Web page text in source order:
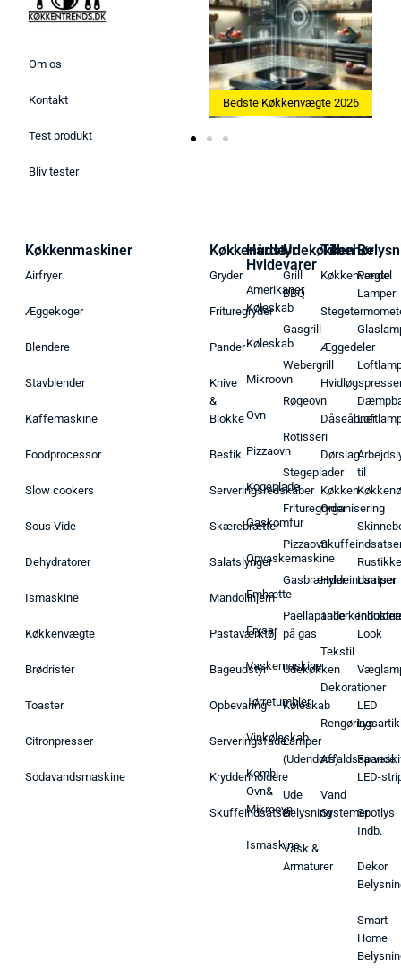
Om os
Kontakt
Test produkt
Bliv tester
Bedste Ismaskine 2026 Bedste Køkkenvægte 2026
Køkkenmaskiner
Airfryer
Æggekoger
Blendere
Stavblender
Kaffemaskine
Foodprocessor
Slow cookers
Sous Vide
Dehydratorer
Ismaskine
Køkkenvægte
Brødrister
Toaster
Citronpresser
Sodavandsmaskine
Køkkenudstyr
Gryder
Frituregryder
Pander
Knive
&
Blokke
Bestik
Serveringsredskaber
Skærebrætter
Salatslynger
Mandolinjern
Pastaværktøj
Bageudstyr
Opbevaring
Serveringsfade
Krydderiholdere
Skuffeindsatser
Hårde
Hvidevarer
Amerikaner
Køleskab
Køleskab
Mikroovn
Ovn
Pizzaovn
Kogeplade
Gaskomfur
Opvaskemaskine
Emhætte
Fryser
Vaskemaskine
Tørretumbler
Vinkøleskab
Kombi
Ovn&
Mikroovn
Ismaskine
Udekøkken
Grill
BBQ
Gasgrill
Webergrill
Røgeovn
Rotisseri
Stegeplader
Frituregryder
Pizzaovn
Gasbrænder
Paellapande
på gas
Udekøkken
Køleskab
Lamper
(Udendørs)
Ude
Belysning
Vask &
Armaturer
Tilbehør
Køkkenvægte
Æggedeler
Dåseåbner
Dørslag
Køkken
Organisering
Hyldeindsatser
Tekstil
Dekorationer
Affaldsspande
Vand
Systemer
Pendel
Lamper
til
Rustikke
Lamper
Look
LED
Lys
LED-
Spotlys
Indb.
Dekor
Smart
Home